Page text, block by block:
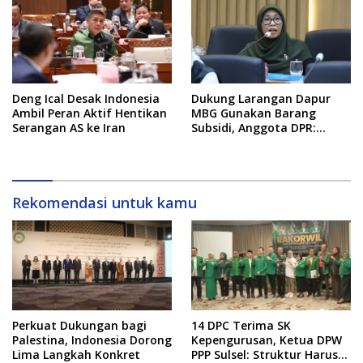
Deng Ical Desak Indonesia
Ambil Peran Aktif Hentikan
Serangan AS ke Iran
Dukung Larangan Dapur
MBG Gunakan Barang
Subsidi, Anggota DPR:
Rekomendasi untuk kamu
Perkuat Dukungan bagi
Palestina, Indonesia Dorong
Lima Langkah Konkret
14 DPC Terima SK
Kepengurusan, Ketua DPW
PPP Sulsel: Struktur Harus